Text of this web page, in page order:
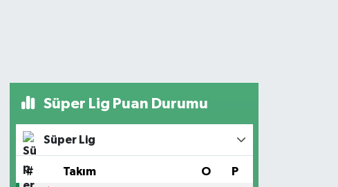
Süper Lig Puan Durumu
Süper Lig
# Takım O P